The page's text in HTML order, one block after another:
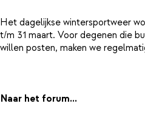
Het dagelijkse wintersportweer
t/m 31 maart. Voor degenen die
willen posten, maken we
Naar het forum...